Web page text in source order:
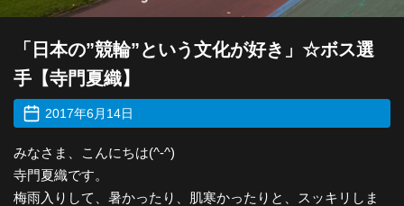
「日本の”競輪”という文化が好き」☆ボス選
手【寺門夏織】
2017年6月14日
みなさま、こんにちは(^-^)
寺門夏織です。
梅雨入りして、暑かったり、肌寒かったりと、スッキリしま